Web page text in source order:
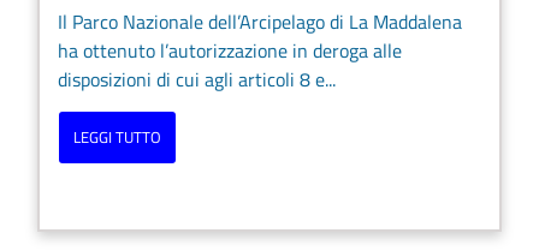
Il Parco Nazionale dell’Arcipelago di La Maddalena
ha ottenuto l’autorizzazione in deroga alle
disposizioni di cui agli articoli 8 e...
LEGGI TUTTO